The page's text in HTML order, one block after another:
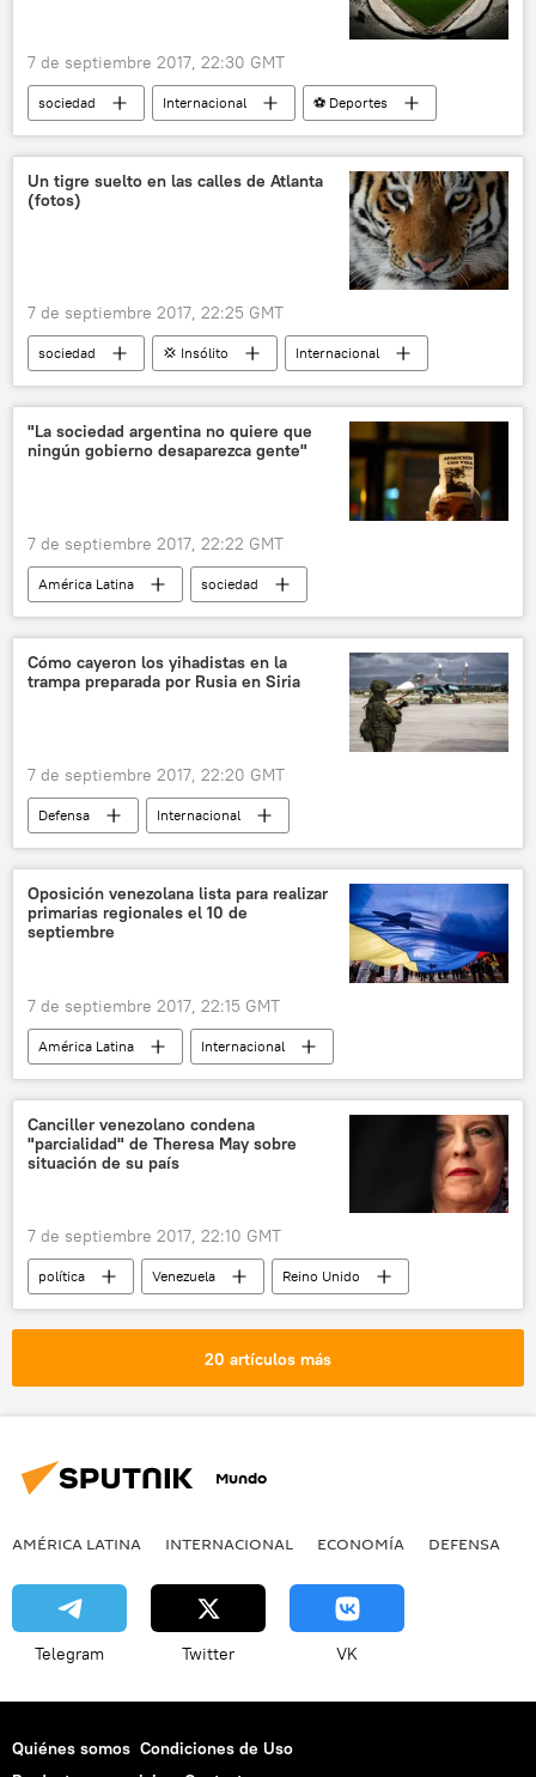
7 de septiembre 2017, 22:30 GMT
sociedad Internacional
⚽ Deportes
Rusia
Mundial de Fútbol 2018 - Kaliningrado
Kaliningrado
mar Báltico
visita
fútbol
Mundial de Fútbol 2018 en Rusia
Un tigre suelto en las calles de Atlanta
(fotos)
7 de septiembre 2017, 22:25 GMT
sociedad 💢 Insólito
Internacional
América del Norte
EEUU
tigres
noticias
"La sociedad argentina no quiere que
ningún gobierno desaparezca gente"
7 de septiembre 2017, 22:22 GMT
América Latina
sociedad
Internacional
Desaparición de Santiago Maldonado
Argentina
Santiago Maldonado
CIDH
Cómo cayeron los yihadistas en la
trampa preparada por Rusia en Siria
7 de septiembre 2017, 22:20 GMT
Defensa
Internacional
🌍 Oriente Medio
Siria
Deir Ezzor
Serguéi Surovikin
Serguéi Rudskói
ISIS
noticias
Oposición venezolana lista para realizar
primarias regionales el 10 de
septiembre
7 de septiembre 2017, 22:15 GMT
América Latina
Internacional
Venezuela
MUD
elecciones
noticias
Canciller venezolano condena
"parcialidad" de Theresa May sobre
situación de su país
7 de septiembre 2017, 22:10 GMT
política Venezuela
Reino Unido
Jorge Arreaza
Theresa May noticias
20 artículos más
Mundo
AMÉRICA LATINA INTERNACIONAL ECONOMÍA DEFENSA
Telegram Twitter VK
Quiénes somos Condiciones de Uso